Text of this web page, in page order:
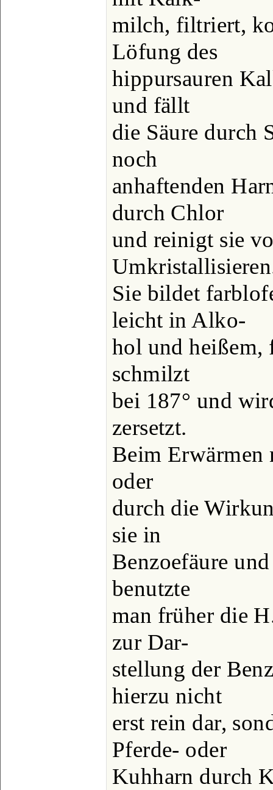
milch, filtriert,
Löfung des
hippursauren
und fällt
die Säure durch
noch
anhaftenden
durch Chlor
und reinigt sie
Sie bildet
leicht in Alko-
hol und heißem,
schmilzt
bei 187° und
zersetzt.
Beim Erwärmen
oder
durch die
sie in
Benzoefäure
benutzte
man früher die
zur Dar-
stellung der
hierzu nicht
erst rein dar,
Pferde- oder
Kuhharn durch